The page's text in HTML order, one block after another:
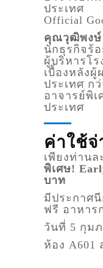
ประเทศ
Official
คุณวุฒิพงษ์
นักธุรกิจร้
ผู้บริหารโ
เบื้องหลัง
ประเทศ กว่
อาจารย์พิ
ประเทศ
ค่าใช้จ่
เพียงท่านล
พิเศษ!
บาท
มีประกาศ
ฟรี อาหาร
วันที่ 5 กุม
ห้อง A601